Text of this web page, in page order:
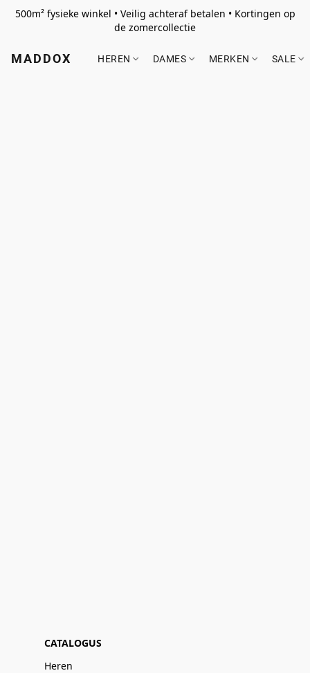
500m² fysieke winkel • Veilig achteraf betalen • Kortingen op
de zomercollectie
MADDOX HEREN DAMES MERKEN SALE
CATALOGUS
Heren